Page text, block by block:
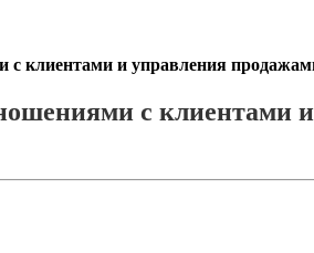
с клиентами и управления
с